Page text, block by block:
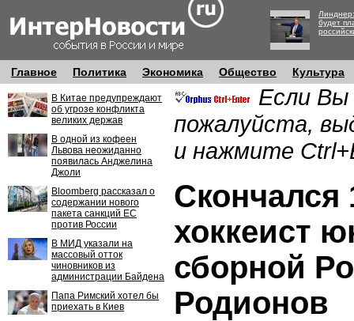
будет
Главное Политика Экономика Общество Культура
В Китае предупреждают
об угрозе конфликта
великих держав
В одной из кофеен
Львова неожиданно
появилась Анджелина
Джоли
Bloomberg рассказал о
содержании нового
пакета санкций ЕС
против России
В МИД указали на
массовый отток
чиновников из
администрации Байдена
Папа Римский хотел бы
приехать в Киев
Если Вы
пожалуйста,
и нажмите
Скончался
хоккеист
сборной
Родионов